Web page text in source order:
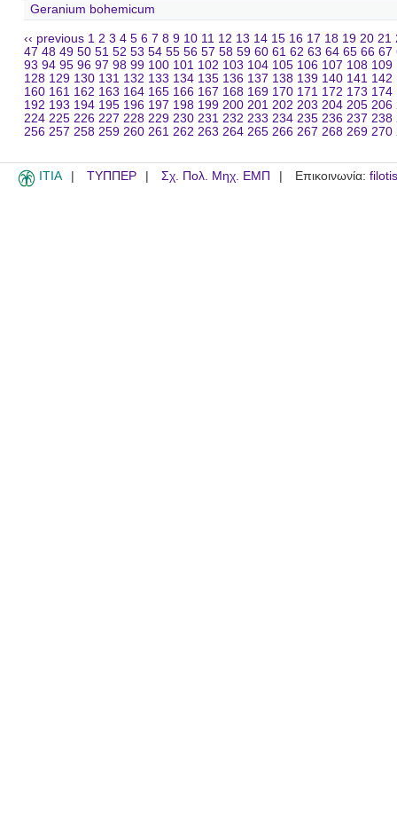
Geranium bohemicum
‹‹ previous 1 2 3 4 5 6 7 8 9 10 11 12 13 14 15 16 17 18 19 20 21
47 48 49 50 51 52 53 54 55 56 57 58 59 60 61 62 63 64 65 66 67
93 94 95 96 97 98 99 100 101 102 103 104 105 106 107 108 109
128 129 130 131 132 133 134 135 136 137 138 139 140 141 142
160 161 162 163 164 165 166 167 168 169 170 171 172 173 174
192 193 194 195 196 197 198 199 200 201 202 203 204 205 206
224 225 226 227 228 229 230 231 232 233 234 235 236 237 238
256 257 258 259 260 261 262 263 264 265 266 267 268 269 270
ITIA ΤΥΠΠΕΡ Σχ. Πολ. Μηχ. ΕΜΠ Επικοινωνία: